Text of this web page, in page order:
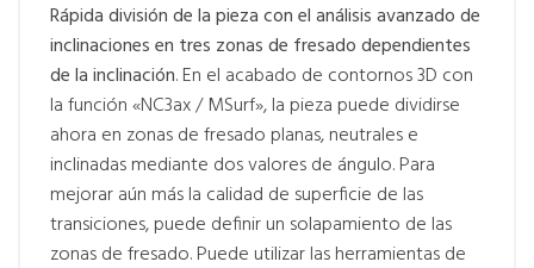
Rápida división de la pieza con el análisis avanzado de
inclinaciones en tres zonas de fresado dependientes
de la inclinación. En el acabado de contornos 3D con
la función «NC3ax / MSurf», la pieza puede dividirse
ahora en zonas de fresado planas, neutrales e
inclinadas mediante dos valores de ángulo. Para
mejorar aún más la calidad de superficie de las
transiciones, puede definir un solapamiento de las
zonas de fresado. Puede utilizar las herramientas de